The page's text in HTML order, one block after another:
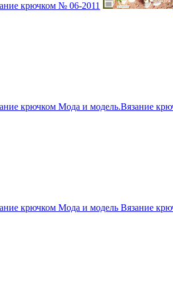
крючком № 06-2011
крючком Мода и модель.Вязание
крючком Мода и модель Вязание